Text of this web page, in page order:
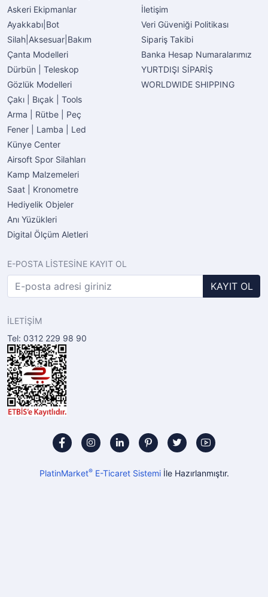
Askeri Ekipmanlar
Ayakkabı|Bot
Silah|Aksesuar|Bakım
Çanta Modelleri
Dürbün | Teleskop
Gözlük Modelleri
Çakı | Bıçak | Tools
Arma | Rütbe | Peç
Fener | Lamba | Led
Künye Center
Airsoft Spor Silahları
Kamp Malzemeleri
Saat | Kronometre
Hediyelik Objeler
Anı Yüzükleri
Digital Ölçüm Aletleri
İletişim
Veri Güveniği Politikası
Sipariş Takibi
Banka Hesap Numaralarımız
YURTDIŞI SİPARİŞ
WORLDWIDE SHIPPING
E-POSTA LİSTESİNE KAYIT OL
KAYIT OL
İLETİŞİM
Tel: 0312 229 98 90
PlatinMarket®E-Ticaret Sistemiİle Hazırlanmıştır.